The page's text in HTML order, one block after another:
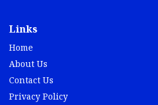
Links
Home
About Us
Contact Us
Privacy Policy